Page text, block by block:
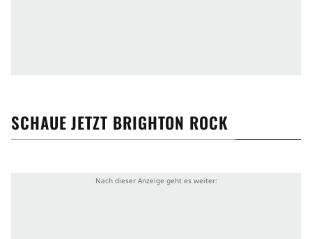
SCHAUE JETZT BRIGHTON ROCK